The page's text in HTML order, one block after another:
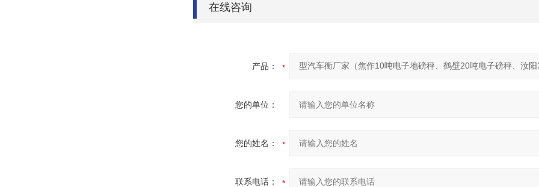
在线咨询
产品：
您的单位：
您的姓名：
联系电话：